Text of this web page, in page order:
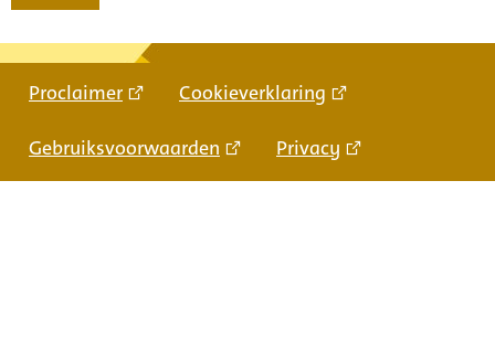
Proclaimer Cookieverklaring
Gebruiksvoorwaarden Privacy